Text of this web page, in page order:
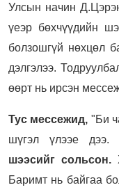
Улсын начин
үеэр бөхчүүдийн
болзошгүй нөхцөл
дэлгэлээ.
өөрт нь ирсэн
Тус мессежид, "Би
шүгэл үлээе дээ.
шээсийг сольсон.
Баримт нь байгаа